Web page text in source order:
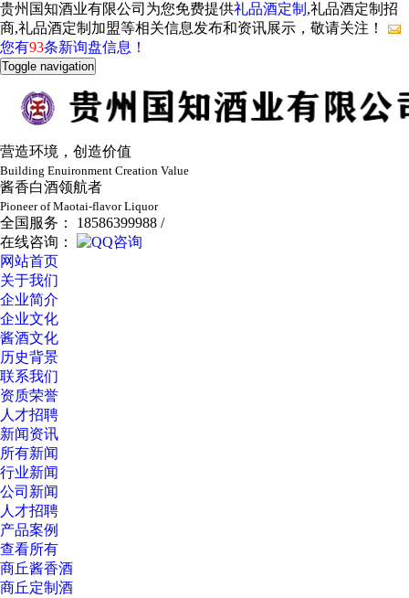
贵州国知酒业有限公司为您免费提供礼品酒定制 ,礼品酒定制招
商,礼品酒定制加盟等相关信息发布和资讯展示，敬请关注！
您有93条新询盘信息！
Toggle navigation
营造环境，创造价值
Building Enuironment Creation Value
酱香白酒领航者
Pioneer of Maotai-flavor Liquor
全国服务： 18586399988 /
在线咨询：
网站首页
关于我们
企业简介
企业文化
酱酒文化
历史背景
联系我们
资质荣誉
人才招聘
新闻资讯
所有新闻
行业新闻
公司新闻
人才招聘
产品案例
查看所有
商丘酱香酒
商丘定制酒